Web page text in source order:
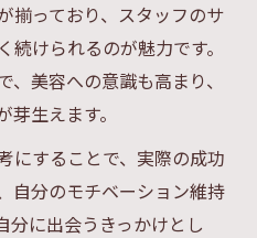
しないエステの選び方
揃っており、スタッフのサ
けられるのが魅力です。
美容への意識も高まり、
生えます。
にすることで、実際の成功
自分のモチベーション維持
分に出会うきっかけとし